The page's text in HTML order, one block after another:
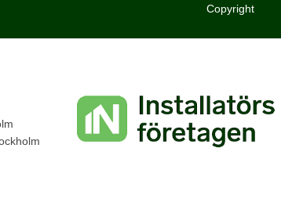
Copyright